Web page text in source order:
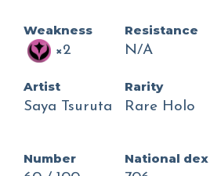
Weakness
×2
Resistance
N/A
Artist
Saya Tsuruta
Rarity
Rare Holo
Number
National dex